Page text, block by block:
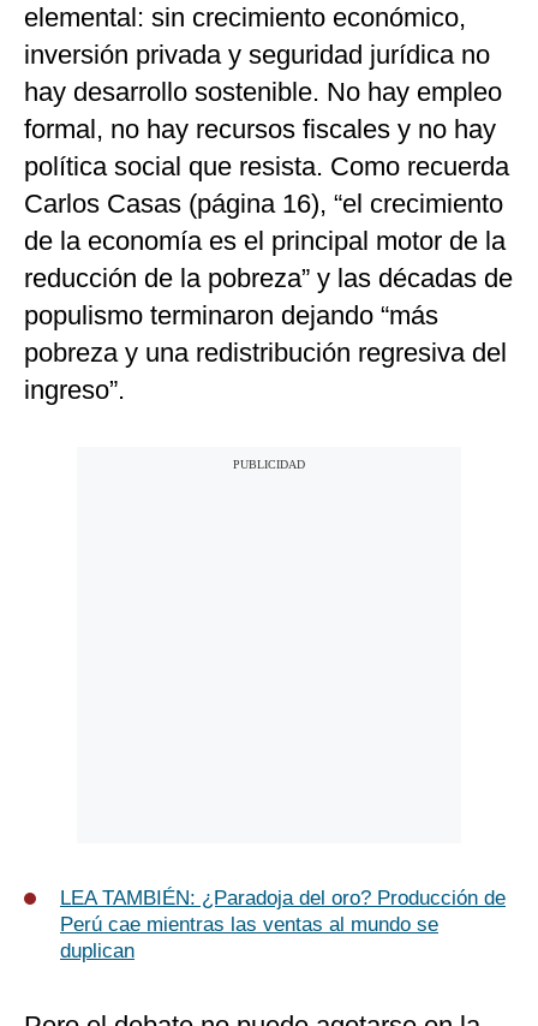
elemental: sin crecimiento económico,
inversión privada y seguridad jurídica no
hay desarrollo sostenible. No hay empleo
formal, no hay recursos fiscales y no hay
política social que resista. Como recuerda
Carlos Casas (página 16), “el crecimiento
de la economía es el principal motor de la
reducción de la pobreza” y las décadas de
populismo terminaron dejando “más
pobreza y una redistribución regresiva del
ingreso”.
LEA TAMBIÉN: ¿Paradoja del oro? Producción de
Perú cae mientras las ventas al mundo se
duplican